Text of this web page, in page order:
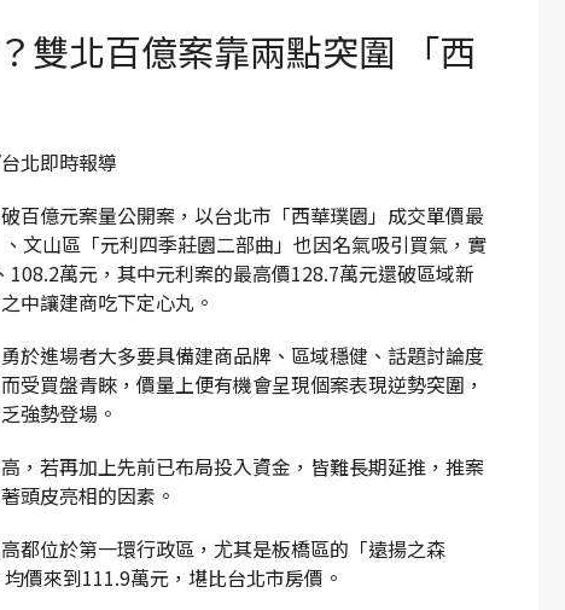
雙北百億案靠兩點突圍 「西
北即時報導
百億元案量公開案，以台北市「西華璞園」成交單價最
文山區「元利四季莊園二部曲」也因名氣吸引買氣，實
萬元，其中元利案的最高價128.7萬元還破區域新
中讓建商吃下定心丸。
於進場者大多要具備建商品牌、區域穩健、話題討論度
受買盤青睞，價量上便有機會呈現個案表現逆勢突圍，
強勢登場。
，若再加上先前已布局投入資金，皆難長期延推，推案
頭皮亮相的因素。
都位於第一環行政區，尤其是板橋區的「遠揚之森
價來到111.9萬元，堪比台北市房價。